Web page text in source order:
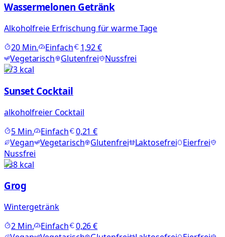
Wassermelonen Getränk
Alkoholfreie Erfrischung für warme Tage
20Min. Einfach
1,92 €
Vegetarisch
Glutenfrei
Nussfrei
173kcal
Sunset Cocktail
alkoholfreier Cocktail
5Min. Einfach
0,21 €
Vegan Vegetarisch Glutenfrei Laktosefrei Eierfrei
Nussfrei
138kcal
Grog
Wintergetränk
2Min. Einfach
0,26 €